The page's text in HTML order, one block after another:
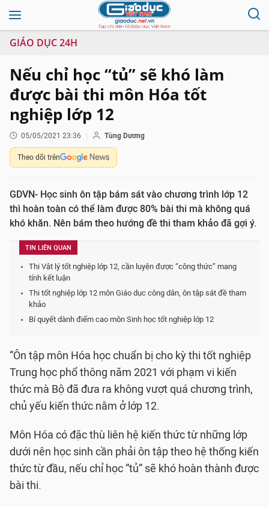
GIÁO DỤC 24H
Nếu chỉ học “tủ” sẽ khó làm
được bài thi môn Hóa tốt
nghiệp lớp 12
05/05/2021 23:36 Tùng Dương
Theo dõi trên
GDVN- Học sinh ôn tập bám sát vào chương trình lớp 12
thì hoàn toàn có thể làm được 80% bài thi mà không quá
khó khăn. Nên bám theo hướng đề thi tham khảo đã gợi ý.
TIN LIÊN QUAN
Thi Vật lý tốt nghiệp lớp 12, cần luyện được “công thức” mang
tính kết luận
Thi tốt nghiệp lớp 12 môn Giáo dục công dân, ôn tập sát đề tham
khảo
Bí quyết dành điểm cao môn Sinh học tốt nghiệp lớp 12
“Ôn tập môn Hóa học chuẩn bị cho kỳ thi tốt nghiệp
Trung học phổ thông năm 2021 với phạm vi kiến
thức mà Bộ đã đưa ra không vượt quá chương trình,
chủ yếu kiến thức nằm ở lớp 12.
Môn Hóa có đặc thù liên hệ kiến thức từ những lớp
dưới nên học sinh cần phải ôn tập theo hệ thống kiến
thức từ đầu, nếu chỉ học “tủ” sẽ khó hoàn thành được
bài thi.